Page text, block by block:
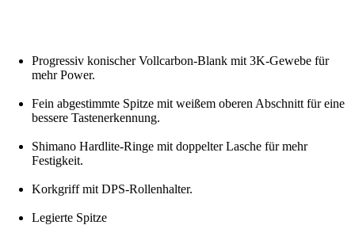
Progressiv konischer Vollcarbon-Blank mit 3K-Gewebe für
mehr Power.
Fein abgestimmte Spitze mit weißem oberen Abschnitt für eine
bessere Tastenerkennung.
Shimano Hardlite-Ringe mit doppelter Lasche für mehr
Festigkeit.
Korkgriff mit DPS-Rollenhalter.
Legierte Spitze